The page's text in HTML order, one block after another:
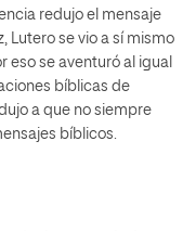
redujo el mensaje
Lutero se vio a sí mismo
eso se aventuró al igual
bíblicas de
a que no siempre
bíblicos.